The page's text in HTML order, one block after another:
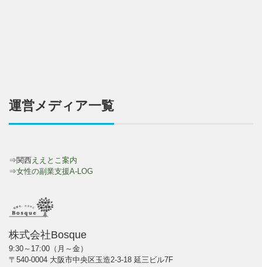
運営メディア一覧
⇒関西ええとこ案内
⇒女性の副業支援A-LOG
株式会社Bosque
9:30～17:00（月～金）
〒540-0004 大阪市中央区玉造2-3-18 延三ビル7F